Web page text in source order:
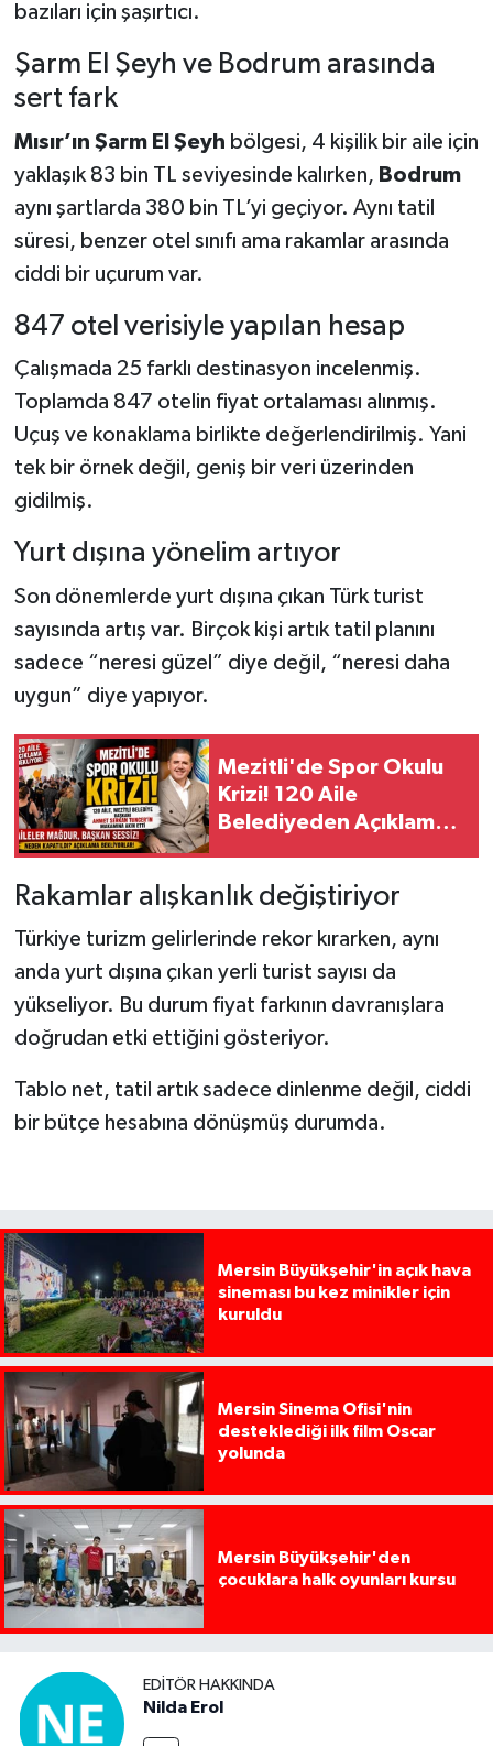
bazıları için şaşırtıcı.
Şarm El Şeyh ve Bodrum arasında
sert fark
Mısır’ın Şarm El Şeyh bölgesi, 4 kişilik bir aile için
yaklaşık 83 bin TL seviyesinde kalırken, Bodrum
aynı şartlarda 380 bin TL’yi geçiyor. Aynı tatil
süresi, benzer otel sınıfı ama rakamlar arasında
ciddi bir uçurum var.
847 otel verisiyle yapılan hesap
Çalışmada 25 farklı destinasyon incelenmiş.
Toplamda 847 otelin fiyat ortalaması alınmış.
Uçuş ve konaklama birlikte değerlendirilmiş. Yani
tek bir örnek değil, geniş bir veri üzerinden
gidilmiş.
Yurt dışına yönelim artıyor
Son dönemlerde yurt dışına çıkan Türk turist
sayısında artış var. Birçok kişi artık tatil planını
sadece “neresi güzel” diye değil, “neresi daha
uygun” diye yapıyor.
Mezitli'de Spor Okulu
Krizi! 120 Aile
Belediyeden Açıklama
Rakamlar alışkanlık değiştiriyor
Türkiye turizm gelirlerinde rekor kırarken, aynı
anda yurt dışına çıkan yerli turist sayısı da
yükseliyor. Bu durum fiyat farkının davranışlara
doğrudan etki ettiğini gösteriyor.
Tablo net, tatil artık sadece dinlenme değil, ciddi
bir bütçe hesabına dönüşmüş durumda.
Mersin Büyükşehir'in açık hava
sineması bu kez minikler için
kuruldu
Mersin Sinema Ofisi'nin
desteklediği ilk film Oscar
yolunda
Mersin Büyükşehir'den
çocuklara halk oyunları kursu
EDITÖR HAKKINDA
Nilda Erol